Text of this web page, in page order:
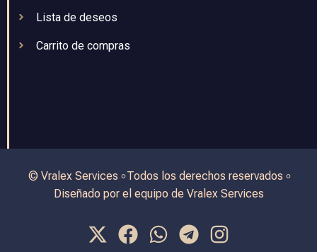
Lista de deseos
Carrito de compras
© Vralex Services ৹ Todos los derechos reservados ৹
Diseñado por el equipo de Vralex Services